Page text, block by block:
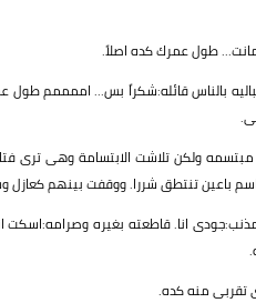
طول عمرك كده اصلاً.
بالناس قائله:شكراً بس... اممممم طول
ولكن تلاشت الابتسامة وهى ترى
باعين تنتطق شررا. ووقفت بينهم كعازل
مذنب:جودى انا. قاطعته بغيره
تقربى منه كده.